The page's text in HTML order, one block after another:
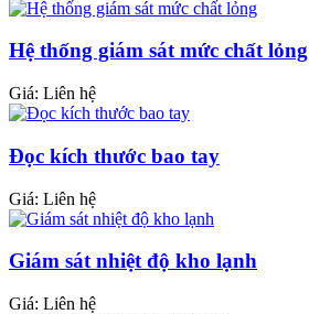
Hệ thống giám sát mức chất lỏng
Giá: Liên hệ
Đọc kích thước bao tay
Giá: Liên hệ
Giám sát nhiệt độ kho lạnh
Giá: Liên hệ